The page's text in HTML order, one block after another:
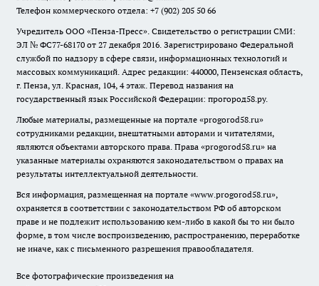
Телефон коммерческого отдела: +7 (902) 205 50 66
Учредитель ООО «Пенза-Пресс». Свидетельство о регистрации СМИ:
ЭЛ № ФС77-68170 от 27 декабря 2016. Зарегистрировано Федеральной
службой по надзору в сфере связи, информационных технологий и
массовых коммуникаций. Адрес редакции: 440000, Пензенская область,
г. Пенза, ул. Красная, 104, 4 этаж. Перевод названия на
государственный язык Российской Федерации: прогород58.ру.
Любые материалы, размещенные на портале «progorod58.ru»
сотрудниками редакции, внештатными авторами и читателями,
являются объектами авторского права. Права «progorod58.ru» на
указанные материалы охраняются законодательством о правах на
результаты интеллектуальной деятельности.
Вся информация, размещенная на портале «www.progorod58.ru»,
охраняется в соответствии с законодательством РФ об авторском
праве и не подлежит использованию кем-либо в какой бы то ни было
форме, в том числе воспроизведению, распространению, переработке
не иначе, как с письменного разрешения правообладателя.
Все фотографические произведения на